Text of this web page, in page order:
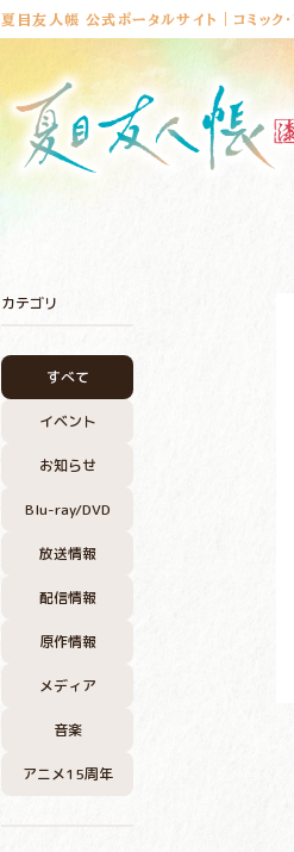
夏目友人帳 公式ポータルサイト｜コミック
カテゴリ
すべて
イベント
お知らせ
Blu-ray/DVD
放送情報
配信情報
原作情報
メディア
音楽
アニメ15周年